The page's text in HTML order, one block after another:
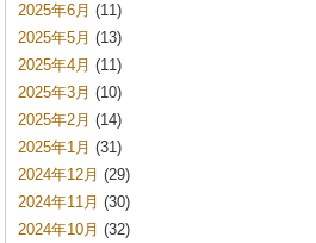
2025年6月 (11)
2025年5月 (13)
2025年4月 (11)
2025年3月 (10)
2025年2月 (14)
2025年1月 (31)
2024年12月 (29)
2024年11月 (30)
2024年10月 (32)